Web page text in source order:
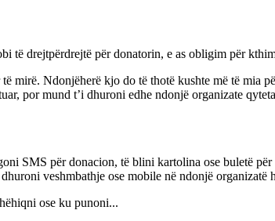
të drejtpërdrejtë për donatorin, e as obligim për
Ndonjëherë kjo do të thotë kushte më të mia
por mund t’i dhuroni edhe ndonjë organizate
SMS për donacion, të blini kartolina ose buletë
veshmbathje ose mobile në ndonjë organizatë
ose ku punoni...